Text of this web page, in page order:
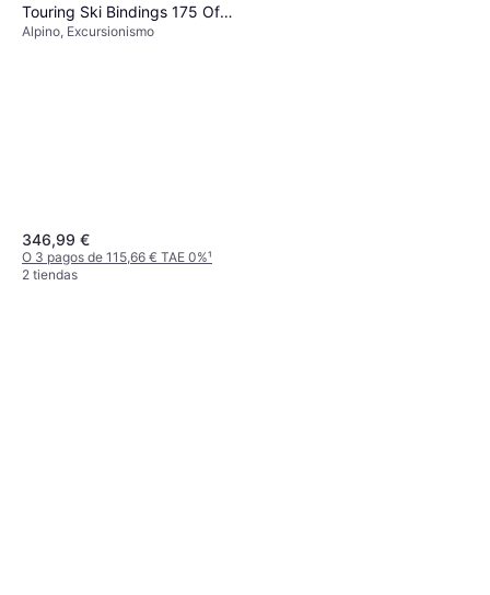
Touring Ski Bindings 175 Of
12
Alpino, Excursionismo
346,99 €
O 3 pagos de 115,66 € TAE 0%¹
2 tiendas